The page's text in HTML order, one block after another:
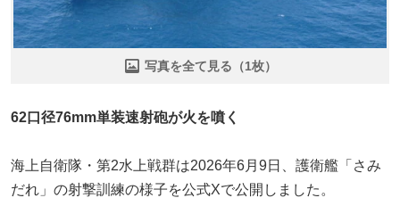
写真を全て見る（1枚）
62口径76mm単装速射砲が火を噴く
海上自衛隊・第2水上戦群は2026年6月9日、護衛艦「さみ
だれ」の射撃訓練の様子を公式Xで公開しました。